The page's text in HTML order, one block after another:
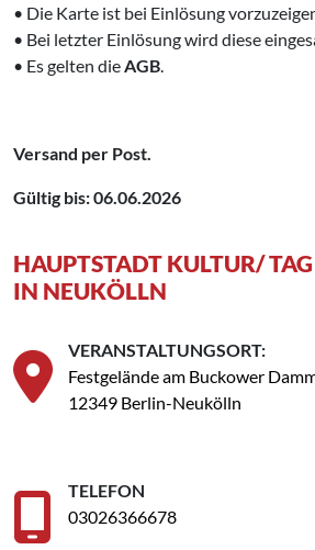
• Die Karte ist bei Einlösung
• Bei letzter Einlösung wird diese
• Es gelten die AGB
Versand per Post.
Gültig bis: 06.06.2026
HAUPTSTADT KULTUR/
IN NEUKÖLLN
VERANSTALTUNGSORT:
Festgelände am Buckower
12349 Berlin-Neukölln
TELEFON
03026366678